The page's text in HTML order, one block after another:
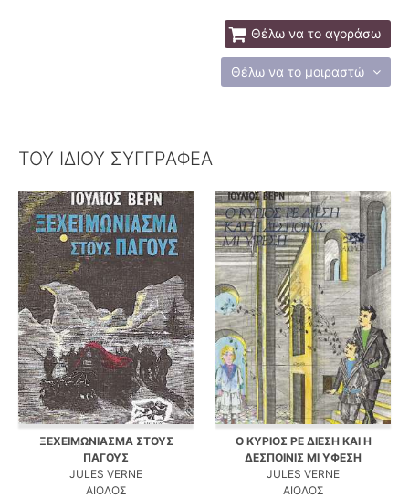
Θέλω να το αγοράσω
Θέλω να το μοιραστώ
ΤΟΥ ΙΔΙΟΥ ΣΥΓΓΡΑΦΕΑ
ΞΕΧΕΙΜΩΝΙΑΣΜΑ ΣΤΟΥΣ
ΠΑΓΟΥΣ
JULES VERNE
ΑΙΟΛΟΣ
Ο ΚΥΡΙΟΣ ΡΕ ΔΙΕΣΗ ΚΑΙ Η
ΔΕΣΠΟΙΝΙΣ ΜΙ ΥΦΕΣΗ
JULES VERNE
ΑΙΟΛΟΣ